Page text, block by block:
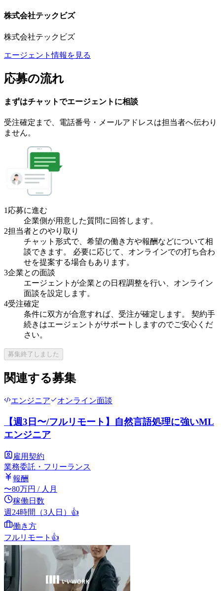
株式会社テックビズ
株式会社テックビズ
エージェント情報を見る
応募の流れ
まずはチャットでエージェント に相談
受注確定まで、 電話番号・メールアドレスは担当者へ伝わり
ません。
1 応募に進む
企業側が用意した質問に回答します。
2担当者とのやり取り
チャット形式で、希望の働き方や報酬などについて相
談できます。 必要に応じて、オンラインでの打ち合わ
せを提案する場合もあります。
3企業との面談
エージェントが企業との日程調整を行い、オンライン
面談を設定します。
4受注確定
条件に双方が合意すれば、受注が確定します。 契約手
続きはエージェントがサポートしますのでご安心くだ
さい。
募集終了しました
関連する募集
エンジニア オンライン面談
【週3日〜/フルリモート】自然言語処理に強いML
エンジニア
雇用契約
業務委託・フリーランス
報酬
〜80万円 / 人月
稼働日数
週24時間（3人日） 👍
働き方
フルリモート 👍